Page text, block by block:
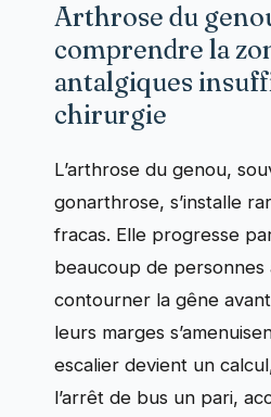
Arthrose du
comprendre la
antalgiques
chirurgie
L’arthrose du genou,
gonarthrose, s’installe
fracas. Elle progresse
beaucoup de
contourner la gêne
leurs marges
escalier devient un
l’arrêt de bus un pari,